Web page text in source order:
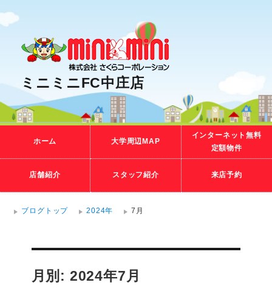
ミニミニFC中庄店
ホーム 大学周辺MAP
インターネット無料
定額物件
店舗紹介 スタッフ紹介 来店予約
ブログトップ 2024年 7月
月別: 2024年7月